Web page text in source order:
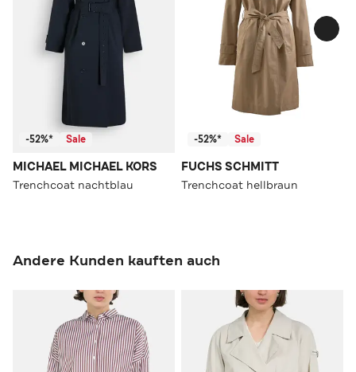
-52%* Sale
MICHAEL MICHAEL KORS
Trenchcoat nachtblau
-52%* Sale
FUCHS SCHMITT
Trenchcoat hellbraun
Andere Kunden kauften auch